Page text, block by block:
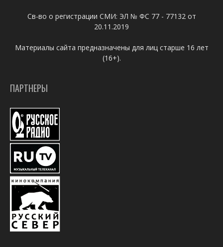
Св-во о регистрации СМИ: ЭЛ № ФС 77 - 77132 от
20.11.2019
Материалы сайта предназначены для лиц старше 16 лет
(16+).
ПАРТНЕРЫ